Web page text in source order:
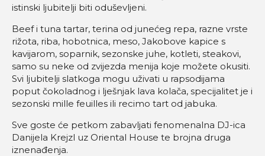
istinski ljubitelji biti oduševljeni.
Beef i tuna tartar, terina od junećeg repa, razne vrste
rižota, riba, hobotnica, meso, Jakobove kapice s
kavijarom, soparnik, sezonske juhe, kotleti, steakovi,
samo su neke od zvijezda menija koje možete okusiti.
Svi ljubitelji slatkoga mogu uživati u rapsodijama
poput čokoladnog i lješnjak lava kolača, specijalitet je i
sezonski mille feuilles ili recimo tart od jabuka.
Sve goste će petkom zabavljati fenomenalna DJ-ica
Danijela Krejzl uz Oriental House te brojna druga
iznenađenja.